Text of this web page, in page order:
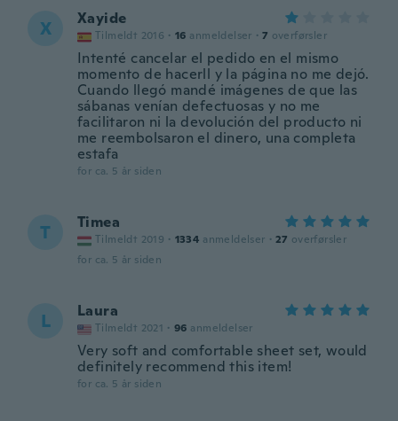
X Xayide
Tilmeldt 2016 · 16 anmeldelser · 7 overførsler
Intenté cancelar el pedido en el mismo
momento de hacerll y la página no me dejó.
Cuando llegó mandé imágenes de que las
sábanas venían defectuosas y no me
facilitaron ni la devolución del producto ni
me reembolsaron el dinero, una completa
estafa
for ca. 5 år siden
T Timea
Tilmeldt 2019 · 1334 anmeldelser · 27 overførsler
for ca. 5 år siden
L Laura
Tilmeldt 2021 · 96 anmeldelser
Very soft and comfortable sheet set, would
definitely recommend this item!
for ca. 5 år siden